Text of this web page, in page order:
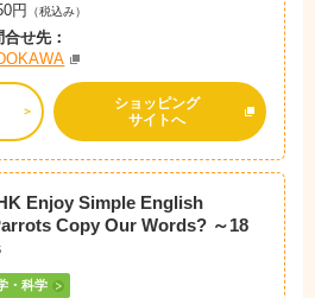
円
（税込み）
合せ先：
ショッピング
サイトへ
Enjoy Simple English
Copy Our Words? ～18
・科学